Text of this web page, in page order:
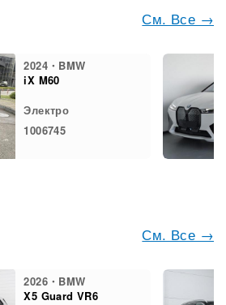
См. Все →
2024・BMW
iX M60
Электро
1006745
См. Все →
2026・BMW
X5 Guard VR6